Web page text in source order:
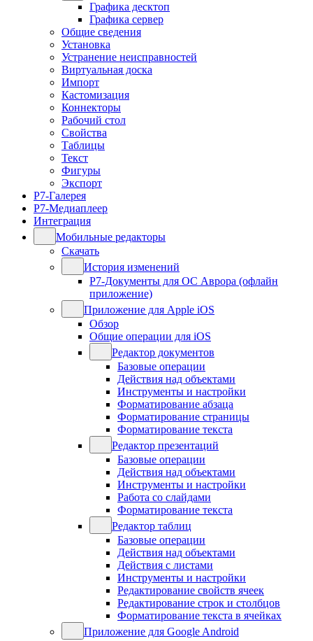
Графика десктоп
Графика сервер
Общие сведения
Установка
Устранение неисправностей
Виртуальная доска
Импорт
Кастомизация
Коннекторы
Рабочий стол
Свойства
Таблицы
Текст
Фигуры
Экспорт
Р7-Галерея
Р7-Медиаплеер
Интеграция
Мобильные редакторы
Скачать
История изменений
Р7-Документы для ОС Аврора (офлайн
приложение)
Приложение для Apple iOS
Обзор
Общие операции для iOS
Редактор документов
Базовые операции
Действия над объектами
Инструменты и настройки
Форматирование абзаца
Форматирование страницы
Форматирование текста
Редактор презентаций
Базовые операции
Действия над объектами
Инструменты и настройки
Работа со слайдами
Форматирование текста
Редактор таблиц
Базовые операции
Действия над объектами
Действия с листами
Инструменты и настройки
Редактирование свойств ячеек
Редактирование строк и столбцов
Форматирование текста в ячейках
Приложение для Google Android